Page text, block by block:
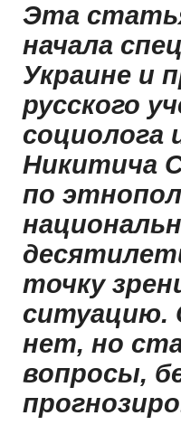
Эта
начала
Украине и
русского
социолога
Никитича
по
точку
ситуацию.
нет, но
вопросы,